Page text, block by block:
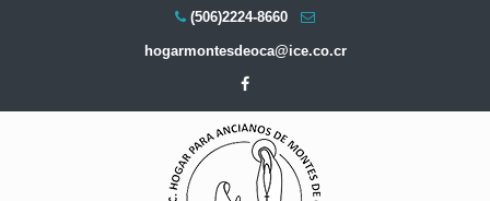
(506)2224-8660
hogarmontesdeoca@ice.co.cr